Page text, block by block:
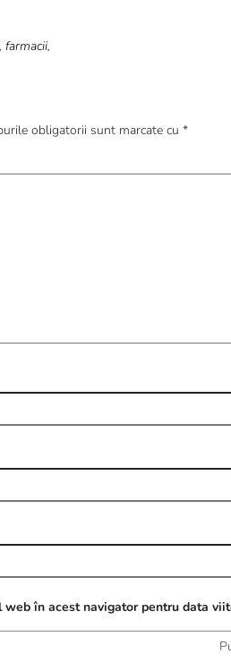
obligatorii sunt marcate cu *
în acest navigator pentru data